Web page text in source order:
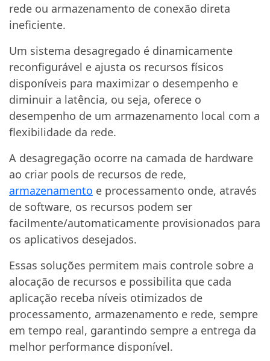
rede ou armazenamento de conexão direta
ineficiente.
Um sistema desagregado é dinamicamente
reconfigurável e ajusta os recursos físicos
disponíveis para maximizar o desempenho e
diminuir a latência, ou seja, oferece o
desempenho de um armazenamento local com a
flexibilidade da rede.
A desagregação ocorre na camada de hardware
ao criar pools de recursos de rede,
armazenamento e processamento onde, através
de software, os recursos podem ser
facilmente/automaticamente provisionados para
os aplicativos desejados.
Essas soluções permitem mais controle sobre a
alocação de recursos e possibilita que cada
aplicação receba níveis otimizados de
processamento, armazenamento e rede, sempre
em tempo real, garantindo sempre a entrega da
melhor performance disponível.